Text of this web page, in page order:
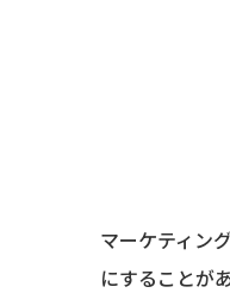
マーケティン
にすることが